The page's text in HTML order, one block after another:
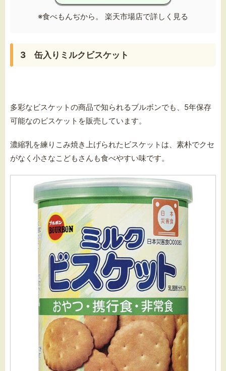
※食べもんぢから。 楽天市場店で詳しく見る
3 缶入りミルクビスケット
多彩なビスケットの商品で知られるブルボンでも、5年保存
可能なのビスケットを販売しています。
濃縮乳を練りこみ焼き上げられたビスケットは、素朴でクセ
がなく小さなこどもさんも食べやすい味です。